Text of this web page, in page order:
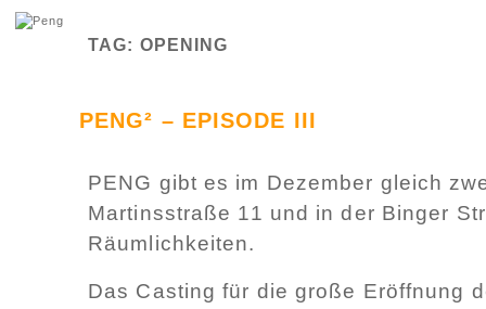
TAG: OPENING
PENG² – EPISODE III
PENG gibt es im Dezember gleich
Martinsstraße 11 und in der Binger
Räumlichkeiten.
Das Casting für die große Eröffnung